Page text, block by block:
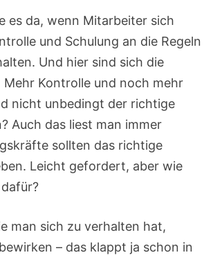
es da, wenn Mitarbeiter sich
und Schulung an die Regeln
Und hier sind sich die
Mehr Kontrolle und noch mehr
nicht unbedingt der richtige
Auch das liest man immer
sollten das richtige
Leicht gefordert, aber wie
man sich zu verhalten hat,
– das klappt ja schon in